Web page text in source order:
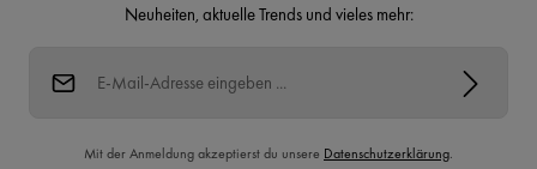
Neuheiten, aktuelle Trends und vieles mehr:
Mit der Anmeldung akzeptierst du unsere Datenschutzerklärung.